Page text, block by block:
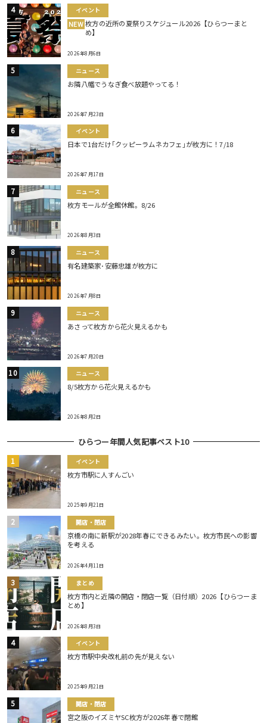
イベント
NEW 枚方の近所の夏祭りスケジュール2026【ひらつーまと
め】
2026年8月6日
ニュース
お隣八幡でうなぎ食べ放題やってる！
2026年7月23日
イベント
日本で1台だけ｢クッピーラムネカフェ｣が枚方に！7/18
2026年7月17日
ニュース
枚方モールが全館休館。8/26
2026年8月3日
ニュース
有名建築家･安藤忠雄が枚方に
2026年7月8日
ニュース
あさって枚方から花火見えるかも
2026年7月20日
ニュース
8/5枚方から花火見えるかも
2026年8月2日
ひらつー年間人気記事ベスト10
イベント
枚方市駅に人すんごい
2025年9月21日
開店・閉店
京橋の南に新駅が2028年春にできるみたい。枚方市民への影響
を考える
2026年4月11日
まとめ
枚方市内と近隣の開店・閉店一覧（日付順）2026【ひらつーま
とめ】
2026年8月3日
イベント
枚方市駅中央改札前の先が見えない
2025年9月21日
開店・閉店
宮之阪のイズミヤSC枚方が2026年春で閉館